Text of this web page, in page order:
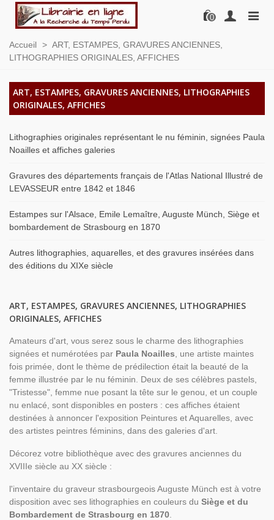
0
Accueil > ART, ESTAMPES, GRAVURES ANCIENNES,
LITHOGRAPHIES ORIGINALES, AFFICHES
ART, ESTAMPES, GRAVURES ANCIENNES, LITHOGRAPHIES
ORIGINALES, AFFICHES
Lithographies originales représentant le nu féminin, signées Paula
Noailles et affiches galeries
Gravures des départements français de l'Atlas National Illustré de
LEVASSEUR entre 1842 et 1846
Estampes sur l'Alsace, Emile Lemaître, Auguste Münch, Siège et
bombardement de Strasbourg en 1870
Autres lithographies, aquarelles, et des gravures insérées dans
des éditions du XIXe siècle
ART, ESTAMPES, GRAVURES ANCIENNES, LITHOGRAPHIES
ORIGINALES, AFFICHES
Amateurs d'art, vous serez sous le charme des lithographies
signées et numérotées par Paula Noailles , une artiste maintes
fois primée, dont le thème de prédilection était la beauté de la
femme illustrée par le nu féminin. Deux de ses célèbres pastels,
"Tristesse", femme nue posant la tête sur le genou, et un couple
nu enlacé, sont disponibles en posters : ces affiches étaient
destinées à annoncer l'exposition Peintures et Aquarelles, avec
des artistes peintres féminins, dans des galeries d'art.
Décorez votre bibliothèque avec des gravures anciennes du
XVIIIe siècle au XX siècle :
l'inventaire du graveur strasbourgeois Auguste Münch est à votre
disposition avec ses lithographies en couleurs du Siège et du
Bombardement de Strasbourg en 1870